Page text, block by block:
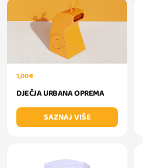
1,00 €
DJEČJA URBANA OPREMA
SAZNAJ VIŠE